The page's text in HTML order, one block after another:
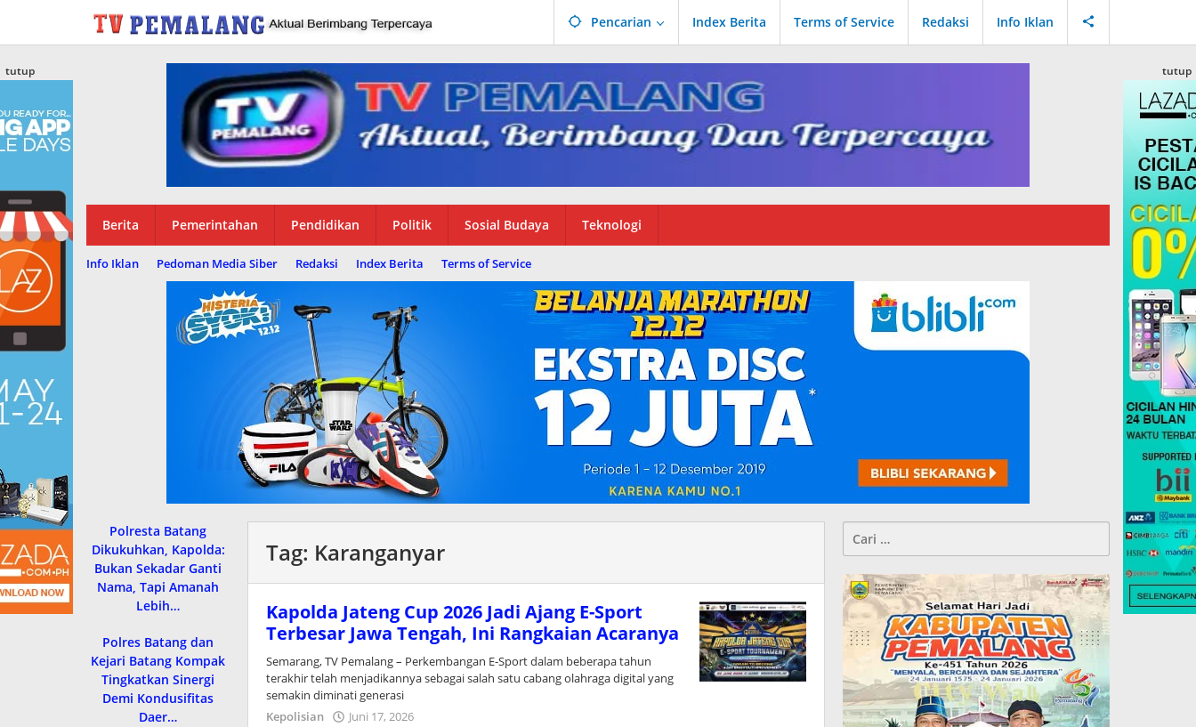
konten
Pencarian Index Berita Terms of Service Redaksi Info Iklan
Berita Pemerintahan Pendidikan Politik Sosial Budaya Teknologi
Info Iklan Pedoman Media Siber Redaksi Index Berita Terms of Service
tutup tutup
Polresta Batang
Dikukuhkan, Kapolda:
Bukan Sekadar Ganti
Nama, Tapi Amanah
Lebih…
Polres Batang dan
Kejari Batang Kompak
Tingkatkan Sinergi
Demi Kondusifitas
Daer…
Tag: Karanganyar
Kapolda Jateng Cup 2026 Jadi Ajang E-Sport
Terbesar Jawa Tengah, Ini Rangkaian Acaranya
Semarang, TV Pemalang – Perkembangan E-Sport dalam beberapa tahun
terakhir telah menjadikannya sebagai salah satu cabang olahraga digital yang
semakin diminati generasi
Kepolisian
Juni 17, 2026
Cari